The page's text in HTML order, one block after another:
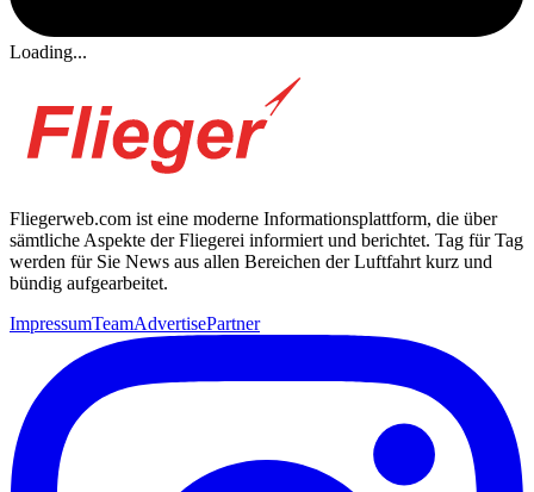
Loading...
Fliegerweb.com ist eine moderne Informationsplattform, die über
sämtliche Aspekte der Fliegerei informiert und berichtet. Tag für Tag
werden für Sie News aus allen Bereichen der Luftfahrt kurz und
bündig aufgearbeitet.
ImpressumTeamAdvertisePartner